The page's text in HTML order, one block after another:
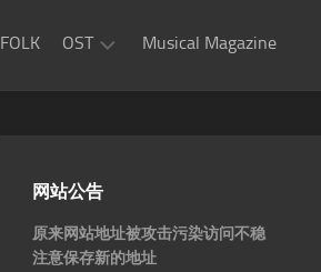
FOLK OST
OST
Musical Magazine
网站公告
原来网站地址被攻击污染访问不稳
注意保存新的地址